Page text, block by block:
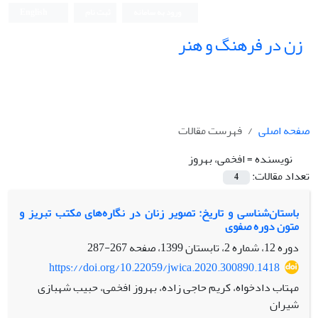
زن در فرهنگ و هنر
صفحه اصلی
فهرست مقالات
نویسنده =افخمی، بهروز
تعداد مقالات:
4
باستان‌شناسی و تاریخ: تصویر زنان در نگاره‌های مکتب تبریز و
متون دوره صفوی
دوره 12، شماره 2، تابستان 1399، صفحه
267-287
https://doi.org/10.22059/jwica.2020.300890.1418
مهتاب دادخواه، کریم حاجی زاده، بهروز افخمی، حبیب شهبازی
شیران